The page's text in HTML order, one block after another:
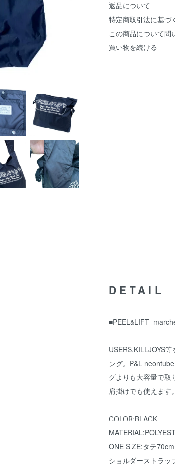
返品について
特定商取引法に基づ
この商品について問
買い物を続ける
DETAIL
USERS,KILLJOYS
ング。P&L
グよりも大容量で取
肩掛けでも使えます
COLOR:BLACK
ONE SIZE:タテ
ショルダーストラッ